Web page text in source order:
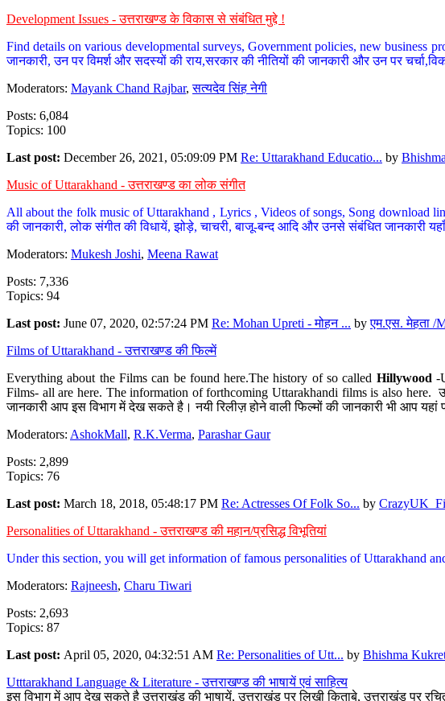
Development Issues - उत्तराखण्ड के विकास से संबंधित मुद्दे !
Find details on various developmental surveys, Government policies, new business
जानकारी, उन पर विमर्श और सदस्यों की राय,सरकार की नीतियों की जानकारी और उन पर
Moderators: Mayank Chand Rajbar,सत्यदेव सिंह नेगी
Posts: 6,084
Topics: 100
Last post: December 26, 2021, 05:09:09 PM Re: Uttarakhand Educatio... by
Music of Uttarakhand - उत्तराखण्ड का लोक संगीत
All about the folk music of Uttarakhand , Lyrics , Videos of songs, Song download
की जानकारी, लोक संगीत की विधायें, झोड़े, चाचरी, बाजू-बन्द आदि और उनसे संबंधित जानकारी
Moderators: Mukesh Joshi, Meena Rawat
Posts: 7,336
Topics: 94
Last post: June 07, 2020, 02:57:24 PM Re: Mohan Upreti - मोहन ... byएम.एस. मेहता /
Films of Uttarakhand - उत्तराखण्ड की फिल्में
Everything about the Films can be found here.The history of so called Hillywood-
Films- all are here. The information of forthcoming Uttarakhandi films is also here.
जानकारी आप इस विभाग में देख सकते है। नयी रिलीज़ होने वाली फिल्मों की जानकारी भी आप यहां
Moderators: AshokMall, R.K.Verma, Parashar Gaur
Posts: 2,899
Topics: 76
Last post: March 18, 2018, 05:48:17 PM Re: Actresses Of Folk So... by
Personalities of Uttarakhand - उत्तराखण्ड की महान/प्रसिद्ध विभूतियां
Under this section, you will get information of famous personalities of Uttarakhand
Moderators: Rajneesh, Charu Tiwari
Posts: 2,693
Topics: 87
Last post: April 05, 2020, 04:32:51 AM Re: Personalities of Utt... by Bhishma
Utttarakhand Language & Literature - उत्तराखण्ड की भाषायें एवं साहित्य
इस विभाग में आप देख सकते है उत्तराखंड की भाषायें, उत्तराखंड पर लिखी किताबे, उत्तराखंड पर